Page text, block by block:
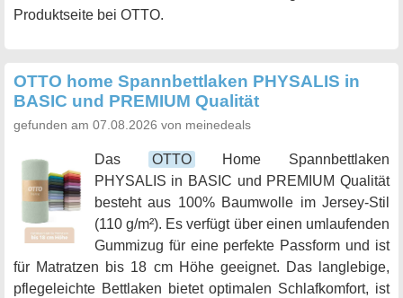
Produktseite bei OTTO.
OTTO home Spannbettlaken PHYSALIS in
BASIC und PREMIUM Qualität
gefunden am 07.08.2026 von meinedeals
Das OTTO
Home Spannbettlaken
PHYSALIS in BASIC und PREMIUM Qualität
besteht aus 100% Baumwolle im Jersey-Stil
(110 g/m²). Es verfügt über einen umlaufenden
Gummizug für eine perfekte Passform und ist
für Matratzen bis 18 cm Höhe geeignet. Das langlebige,
pflegeleichte Bettlaken bietet optimalen Schlafkomfort, ist